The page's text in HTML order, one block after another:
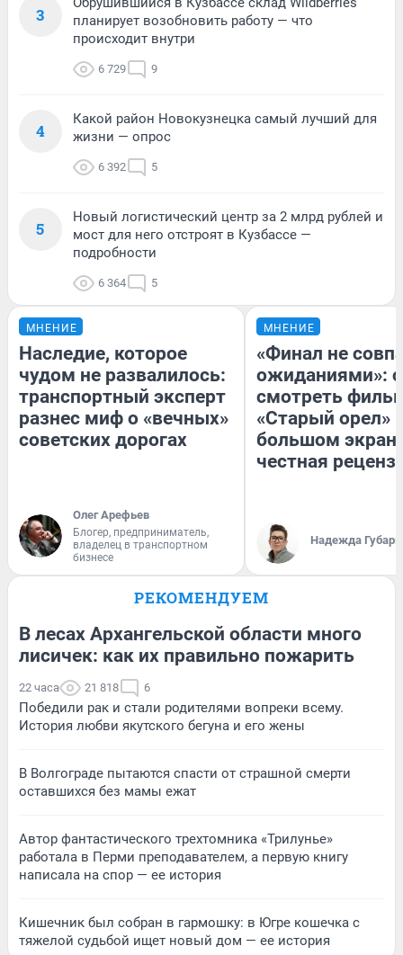
3
планирует возобновить работу — что
происходит внутри
6 729 9
4
Какой район Новокузнецка самый лучший для
жизни — опрос
6 392 5
5
Новый логистический центр за 2 млрд рублей и
мост для него отстроят в Кузбассе —
подробности
6 364 5
МНЕНИЕ
Наследие, которое
чудом не развалилось:
транспортный эксперт
разнес миф о «вечных»
советских дорогах
Олег Арефьев
Блогер, предприниматель,
владелец в транспортном
бизнесе
МНЕНИЕ
«Финал не
ожиданиями»:
смотреть
«Старый орел»
большом
честная
Надежда Губарь
РЕКОМЕНДУЕМ
В лесах Архангельской области много
лисичек: как их правильно пожарить
22 часа 21 818 6
Победили рак и стали родителями вопреки всему.
История любви якутского бегуна и его жены
В Волгограде пытаются спасти от страшной смерти
оставшихся без мамы ежат
Автор фантастического трехтомника «Трилунье»
работала в Перми преподавателем, а первую книгу
написала на спор — ее история
Кишечник был собран в гармошку: в Югре кошечка с
тяжелой судьбой ищет новый дом — ее история